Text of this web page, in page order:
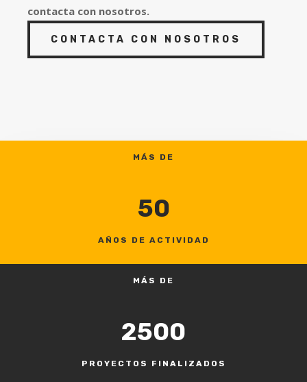
contacta con nosotros.
CONTACTA CON NOSOTROS
MÁS DE
50
AÑOS DE ACTIVIDAD
MÁS DE
2500
PROYECTOS FINALIZADOS